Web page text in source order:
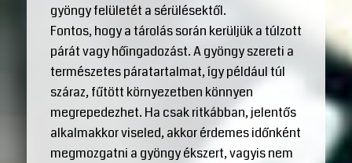
gyöngy felületét a sérülésektől.
Fontos, hogy a tárolás során kerüljük a túlzott
párát vagy hőingadozást. A gyöngy szereti a
természetes páratartalmat, így például túl
száraz, fűtött környezetben könnyen
megrepedezhet. Ha csak ritkábban, jelentős
alkalmakkor viseled, akkor érdemes időnként
megmozgatni a gyöngy ékszert, vagyis nem